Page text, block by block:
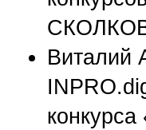
Виталий